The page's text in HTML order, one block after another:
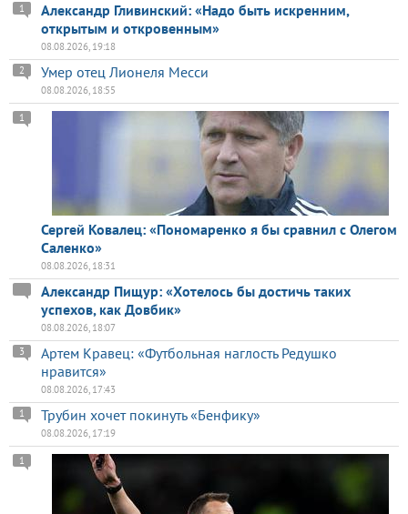
Александр Гливинский: «Надо быть искренним,
открытым и откровенным»
1
08.08.2026, 19:18
Умер отец Лионеля Месси
2
08.08.2026, 18:55
Сергей Ковалец: «Пономаренко я бы сравнил с Олегом
Саленко»
1
08.08.2026, 18:31
Александр Пищур: «Хотелось бы достичь таких
успехов, как Довбик»
08.08.2026, 18:07
Артем Кравец: «Футбольная наглость Редушко
нравится»
3
08.08.2026, 17:43
Трубин хочет покинуть «Бенфику»
1
08.08.2026, 17:19
1